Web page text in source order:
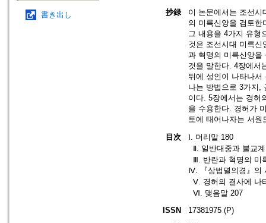
書き出し
抄録
이 논문에서는 조선시
의 미륵신앙을 검토
그 내용을 4가지 유형
것은 조선시대 미륵
과 혁명의 미륵신앙을
것을 말한다. 4장에서
뒤에 성인이 나타나
나는 방법으로 3가지,
이다. 5장에서는 경허
을 수용한다. 경허가
토에 태어나자는 서원
目次
Ⅰ. 머리말 180
Ⅱ. 일반대중과 불교
Ⅲ. 반란과 혁명의
Ⅳ. 『상법멸의경』의
Ⅴ. 경허의 결사에 나
Ⅵ. 맺음말 207
ISSN
17381975 (P)